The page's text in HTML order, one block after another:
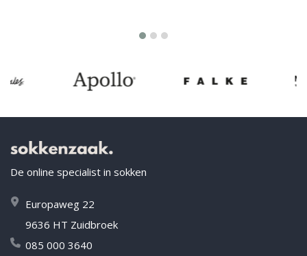
De online specialist in sokken
Europaweg 22
9636 HT Zuidbroek
085 000 3640